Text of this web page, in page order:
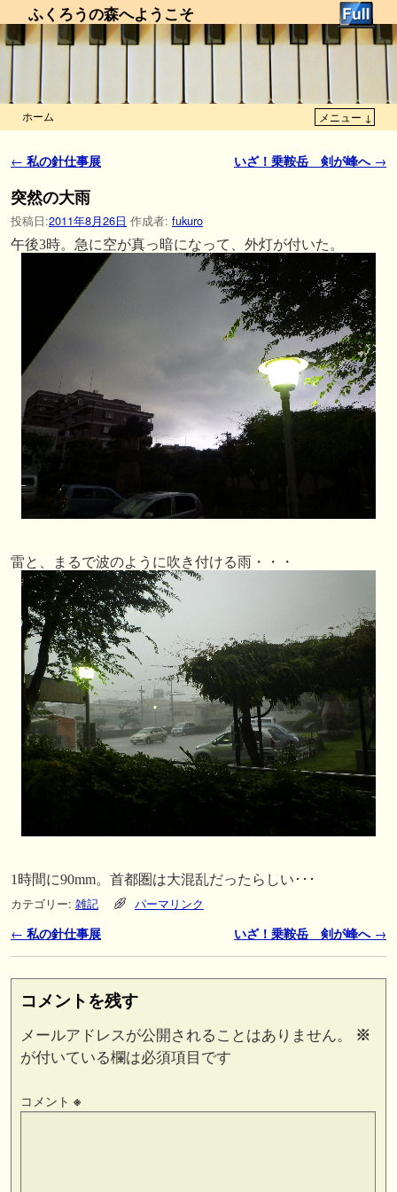
ふくろうの森へようこそ
ホーム メニュー ↓
投稿ナビゲーション
← 私の針仕事展 いざ！乗鞍岳 剣が峰へ →
突然の大雨
投稿日:2011年8月26日 作成者: fukuro
午後3時。急に空が真っ暗になって、外灯が付いた。
雷と、まるで波のように吹き付ける雨・・・
1時間に90mm。首都圏は大混乱だったらしい･･･
カテゴリー: 雑記 パーマリンク
投稿ナビゲーション
← 私の針仕事展 いざ！乗鞍岳 剣が峰へ →
コメントを残す
メールアドレスが公開されることはありません。
※
が付いている欄は必須項目です
コメント ※